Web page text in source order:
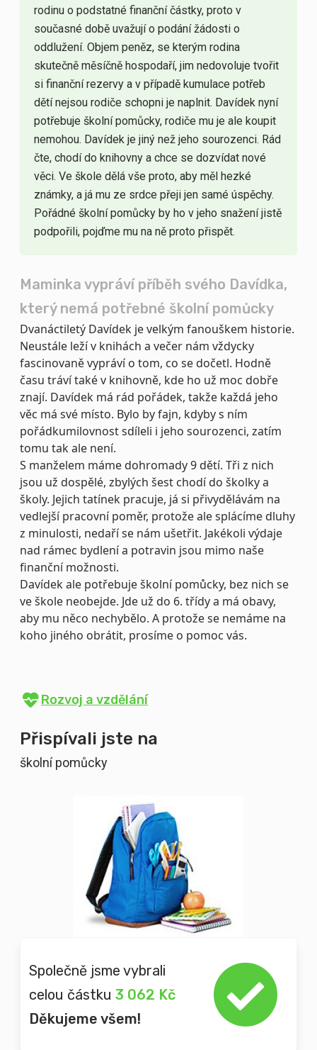
rodinu o podstatné finanční částky, proto v
současné době uvažují o podání žádosti o
oddlužení. Objem peněz, se kterým rodina
skutečně měsíčně hospodaří, jim nedovoluje tvořit
si finanční rezervy a v případě kumulace potřeb
dětí nejsou rodiče schopni je naplnit. Davídek nyní
potřebuje školní pomůcky, rodiče mu je ale koupit
nemohou. Davídek je jiný než jeho sourozenci. Rád
čte, chodí do knihovny a chce se dozvídat nové
věci. Ve škole dělá vše proto, aby měl hezké
známky, a já mu ze srdce přeji jen samé úspěchy.
Pořádné školní pomůcky by ho v jeho snažení jistě
podpořili, pojďme mu na ně proto přispět.
Rozvoj a vzdělání
Přispívali jste na
školní pomůcky
Společně jsme vybrali
celou částku 3 062 Kč
Děkujeme všem!
Maminka vypráví příběh svého Davídka,
který nemá potřebné školní pomůcky
Dvanáctiletý Davídek je velkým fanouškem historie.
Neustále leží v knihách a večer nám vždycky
fascinovaně vypráví o tom, co se dočetl. Hodně
času tráví také v knihovně, kde ho už moc dobře
znají. Davídek má rád pořádek, takže každá jeho
věc má své místo. Bylo by fajn, kdyby s ním
pořádkumilovnost sdíleli i jeho sourozenci, zatím
tomu tak ale není.
S manželem máme dohromady 9 dětí. Tři z nich
jsou už dospělé, zbylých šest chodí do školky a
školy. Jejich tatínek pracuje, já si přivydělávám na
vedlejší pracovní poměr, protože ale splácíme dluhy
z minulosti, nedaří se nám ušetřit. Jakékoli výdaje
nad rámec bydlení a potravin jsou mimo naše
finanční možnosti.
Davídek ale potřebuje školní pomůcky, bez nich se
ve škole neobejde. Jde už do 6. třídy a má obavy,
aby mu něco nechybělo. A protože se nemáme na
koho jiného obrátit, prosíme o pomoc vás.